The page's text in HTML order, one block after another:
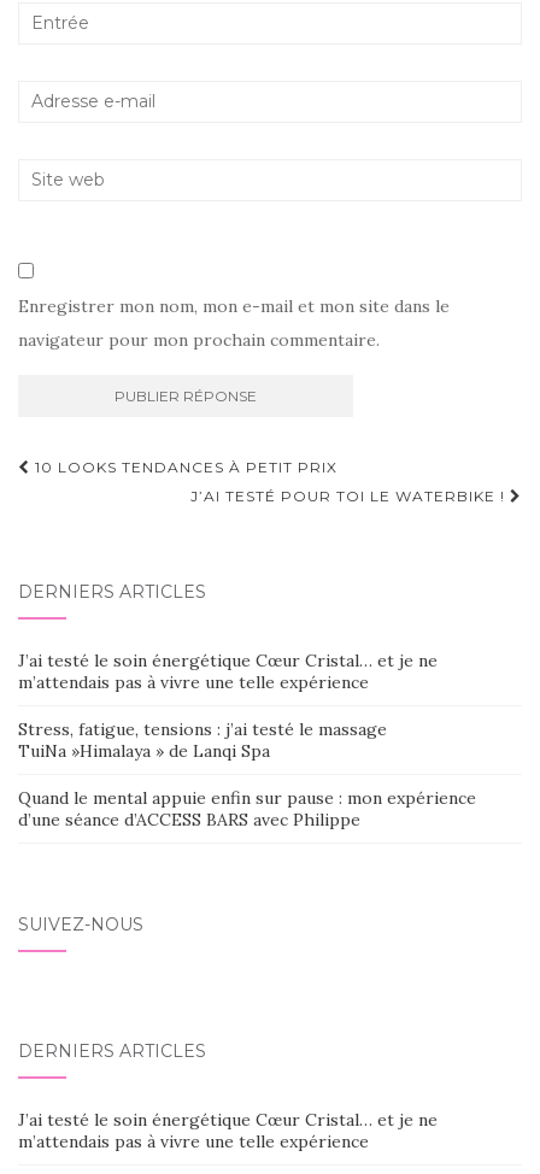
Enregistrer mon nom, mon e-mail et mon site dans le
navigateur pour mon prochain commentaire.
Navigation
10 LOOKS TENDANCES À PETIT PRIX
J’AI TESTÉ POUR TOI LE WATERBIKE !
DERNIERS ARTICLES
J’ai testé le soin énergétique Cœur Cristal… et je ne
m’attendais pas à vivre une telle expérience
Stress, fatigue, tensions : j’ai testé le massage
TuiNa »Himalaya » de Lanqi Spa
Quand le mental appuie enfin sur pause : mon expérience
d’une séance d’ACCESS BARS avec Philippe
SUIVEZ-NOUS
DERNIERS ARTICLES
J’ai testé le soin énergétique Cœur Cristal… et je ne
m’attendais pas à vivre une telle expérience